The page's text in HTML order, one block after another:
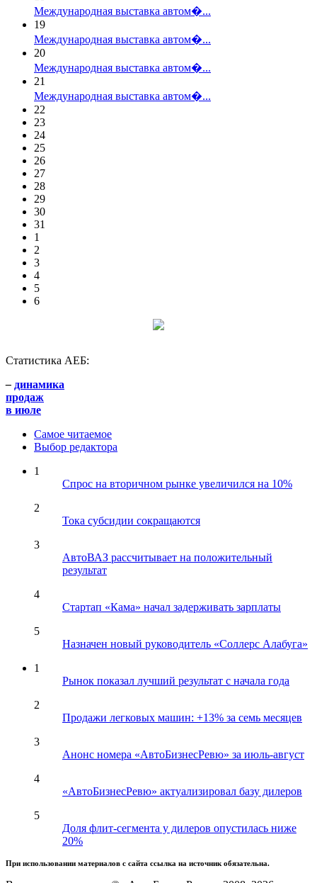
Международная выставка автом�...
19
Международная выставка автом�...
20
Международная выставка автом�...
21
Международная выставка автом�...
22
23
24
25
26
27
28
29
30
31
1
2
3
4
5
6
Статистика АЕБ:
– динамика
продаж
в июле
Самое читаемое
Выбор редактора
1
Спрос на вторичном рынке увеличился на 10%
2
Тока субсидии сокращаются
3
АвтоВАЗ рассчитывает на положительный
результат
4
Стартап «Кама» начал задерживать зарплаты
5
Назначен новый руководитель «Соллерс Алабуга»
1
Рынок показал лучший результат с начала года
2
Продажи легковых машин: +13% за семь месяцев
3
Анонс номера «АвтоБизнесРевю» за июль-август
4
«АвтоБизнесРевю» актуализировал базу дилеров
5
Доля флит-сегмента у дилеров опустилась ниже
20%
При использовании материалов с сайта ссылка на источник обязательна.